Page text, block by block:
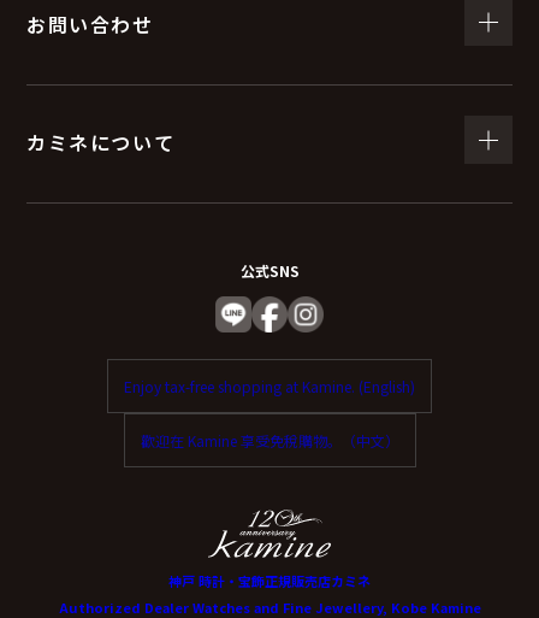
お問い合わせ
カミネについて
公式SNS
Enjoy tax-free shopping at Kamine. (English)
歡迎在 Kamine 享受免稅購物。（中文）
神戸 時計・宝飾正規販売店カミネ
Authorized Dealer Watches and Fine Jewellery, Kobe Kamine